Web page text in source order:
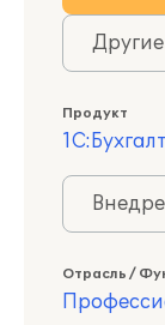
Продукт
Отрасль /